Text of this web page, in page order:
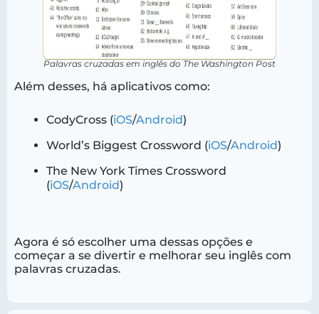
Palavras cruzadas em inglês do The Washington Post
Além desses, há aplicativos como:
CodyCross (iOS/Android)
World’s Biggest Crossword (iOS/Android)
The New York Times Crossword
(iOS/Android)
Agora é só escolher uma dessas opções e
começar a se divertir e melhorar seu inglês com
palavras cruzadas.